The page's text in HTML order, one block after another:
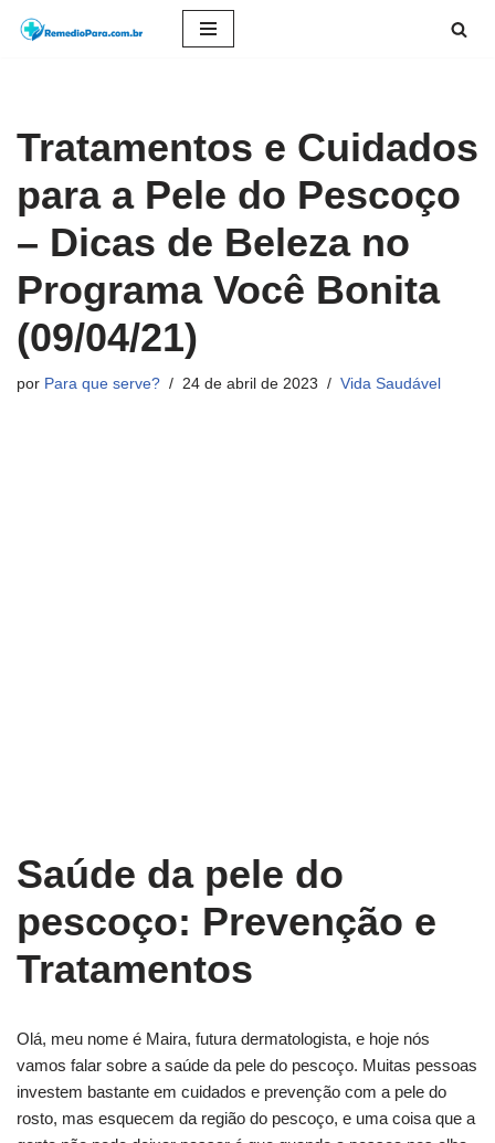
conteúdo
Tratamentos e Cuidados
para a Pele do Pescoço
– Dicas de Beleza no
Programa Você Bonita
(09/04/21)
por Para que serve? 24 de abril de 2023 Vida Saudável
Saúde da pele do
pescoço: Prevenção e
Tratamentos
Olá, meu nome é Maira, futura dermatologista, e hoje nós
vamos falar sobre a saúde da pele do pescoço. Muitas pessoas
investem bastante em cuidados e prevenção com a pele do
rosto, mas esquecem da região do pescoço, e uma coisa que a